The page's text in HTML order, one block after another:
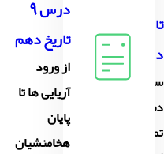
تاریخ
دهم
سپیده
دم
تمدن
درس 9
تاریخ دهم
از ورود
آریایی ها تا
پایان
هخامنشیان